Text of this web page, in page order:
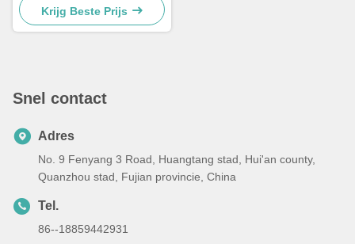
Gemakkelijk onderhoud
Krijg Beste Prijs
Snel contact
Adres
No. 9 Fenyang 3 Road, Huangtang stad, Hui'an county,
Quanzhou stad, Fujian provincie, China
Tel.
86--18859442931